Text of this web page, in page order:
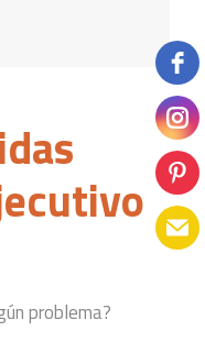
problema?